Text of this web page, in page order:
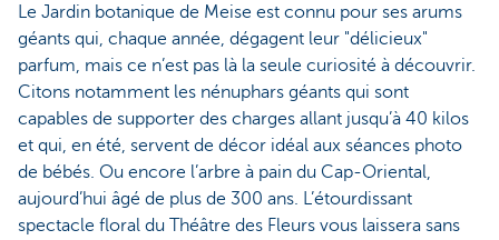
Le Jardin botanique de Meise est connu pour ses arums
géants qui, chaque année, dégagent leur "délicieux"
parfum, mais ce n’est pas là la seule curiosité à découvrir.
Citons notamment les nénuphars géants qui sont
capables de supporter des charges allant jusqu’à 40 kilos
et qui, en été, servent de décor idéal aux séances photo
de bébés. Ou encore l’arbre à pain du Cap-Oriental,
aujourd’hui âgé de plus de 300 ans. L’étourdissant
spectacle floral du Théâtre des Fleurs vous laissera sans